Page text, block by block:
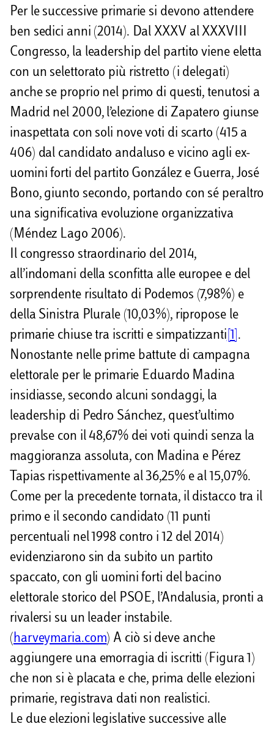
Per le successive primarie si devono attendere
ben sedici anni (2014). Dal XXXV al XXXVIII
Congresso, la leadership del partito viene eletta
con un selettorato più ristretto (i delegati)
anche se proprio nel primo di questi, tenutosi a
Madrid nel 2000, l’elezione di Zapatero giunse
inaspettata con soli nove voti di scarto (415 a
406) dal candidato andaluso e vicino agli ex-
uomini forti del partito González e Guerra, José
Bono, giunto secondo, portando con sé peraltro
una significativa evoluzione organizzativa
(Méndez Lago 2006).
Il congresso straordinario del 2014,
all’indomani della sconfitta alle europee e del
sorprendente risultato di Podemos (7,98%) e
della Sinistra Plurale (10,03%), ripropose le
primarie chiuse tra iscritti e simpatizzanti [1] .
Nonostante nelle prime battute di campagna
elettorale per le primarie Eduardo Madina
insidiasse, secondo alcuni sondaggi, la
leadership di Pedro Sánchez, quest’ultimo
prevalse con il 48,67% dei voti quindi senza la
maggioranza assoluta, con Madina e Pérez
Tapias rispettivamente al 36,25% e al 15,07%.
Come per la precedente tornata, il distacco tra il
primo e il secondo candidato (11 punti
percentuali nel 1998 contro i 12 del 2014)
evidenziarono sin da subito un partito
spaccato, con gli uomini forti del bacino
elettorale storico del PSOE, l’Andalusia, pronti a
rivalersi su un leader instabile.
(harveymaria.com) A ciò si deve anche
aggiungere una emorragia di iscritti (Figura 1)
che non si è placata e che, prima delle elezioni
primarie, registrava dati non realistici.
Le due elezioni legislative successive alle